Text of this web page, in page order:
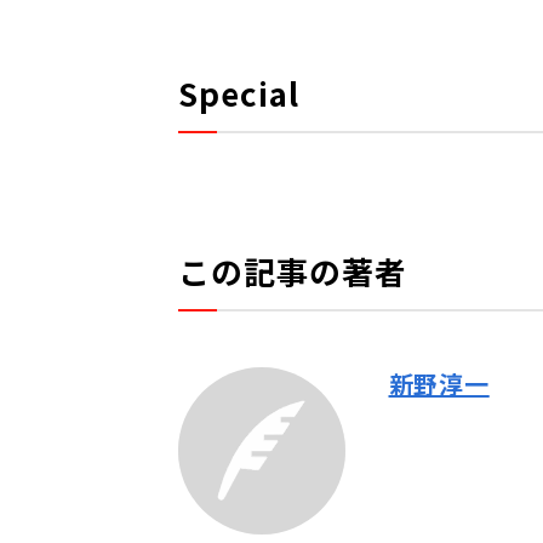
Special
この記事の著者
新野淳一